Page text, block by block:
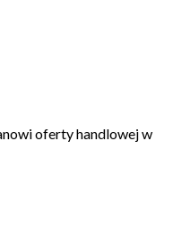
oferty handlowej w